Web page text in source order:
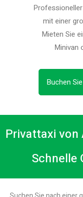
mit einer
Mieten Sie
Minivan
Buchen
Privattaxi von
Schnelle